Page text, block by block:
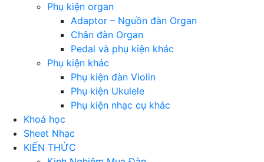
Phụ kiện organ
Adaptor – Nguồn đàn Organ
Chân đàn Organ
Pedal và phụ kiện khác
Phụ kiện khác
Phụ kiện đàn Violin
Phụ kiện Ukulele
Phụ kiện nhạc cụ khác
Khoá học
Sheet Nhạc
KIẾN THỨC